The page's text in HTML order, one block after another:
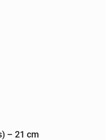
– 21 cm